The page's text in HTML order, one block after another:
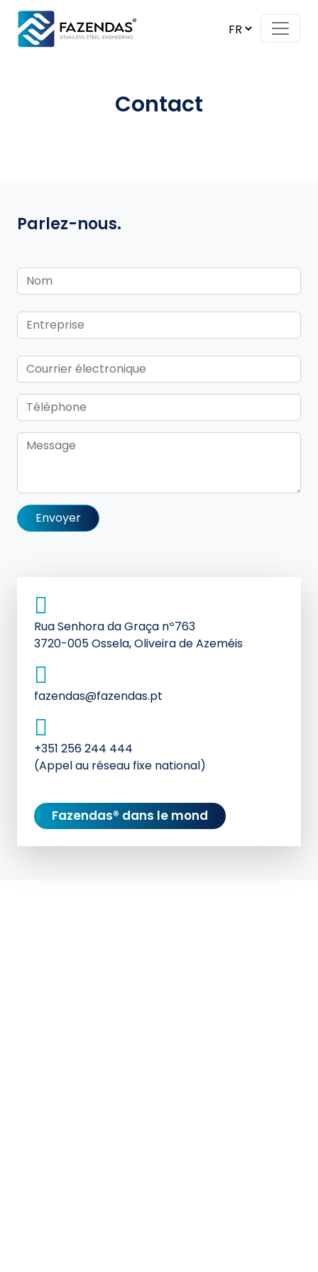
Skip to content
Main Navigation
Contact
Parlez-nous.
Rua Senhora da Graça nº763
3720-005 Ossela, Oliveira de Azeméis
fazendas@fazendas.pt
+351 256 244 444
(Appel au réseau fixe national)
Fazendas® dans le mond